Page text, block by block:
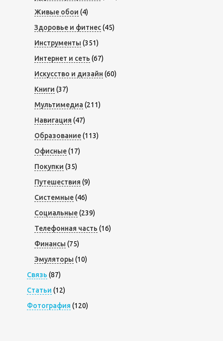
Живые обои (4)
Здоровье и фитнес(45)
Инструменты (351)
Интернет и сеть (67)
Искусство и дизайн (60)
Книги (37)
Мультимедиа (211)
Навигация (47)
Образование(113)
Офисные(17)
Покупки (35)
Путешествия (9)
Системные(46)
Социальные(239)
Телефонная часть (16)
Финансы (75)
Эмуляторы (10)
Связь (87)
Статьи (12)
Фотография (120)